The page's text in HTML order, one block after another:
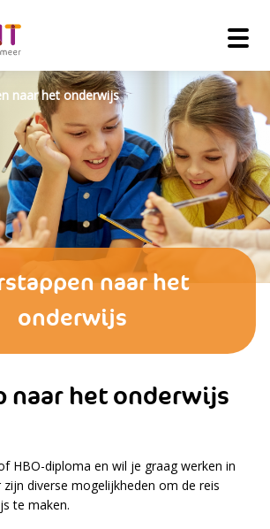
naar het onderwijs
naar het
onderwijs
naar het onderwijs
HBO-diploma en wil je graag werken in
zijn diverse mogelijkheden om de reis
te maken.